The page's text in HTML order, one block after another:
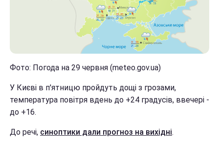
Фото: Погода на 29 червня (meteo.gov.ua)
У Києві в п'ятницю пройдуть дощі з грозами,
температура повітря вдень до +24 градусів, ввечері -
до +16.
До речі, синоптики дали прогноз на вихідні.